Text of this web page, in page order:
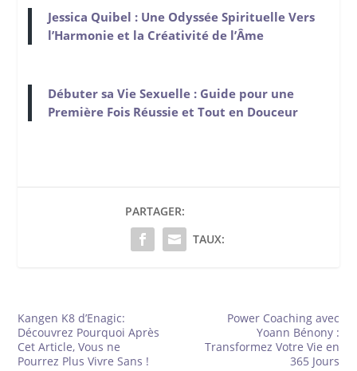
Jessica Quibel : Une Odyssée Spirituelle Vers
l’Harmonie et la Créativité de l’Âme
Débuter sa Vie Sexuelle : Guide pour une
Première Fois Réussie et Tout en Douceur
PARTAGER:
TAUX:
Kangen K8 d’Enagic:
Découvrez Pourquoi Après
Cet Article, Vous ne
Pourrez Plus Vivre Sans !
Power Coaching avec
Yoann Bénony :
Transformez Votre Vie en
365 Jours